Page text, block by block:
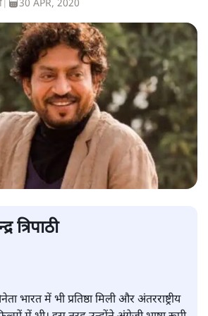
30 APR, 2020
त्रिपाठी
भारत में भी प्रतिष्ठा मिली और अंतरराष्ट्रीय